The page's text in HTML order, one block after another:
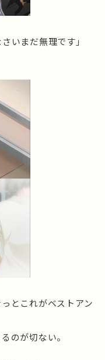
いまだ無理です」
とこれがベストアン
のが切ない。